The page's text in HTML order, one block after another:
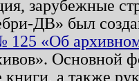
зарубежные
ДВ» был
«Об
Основной
а также